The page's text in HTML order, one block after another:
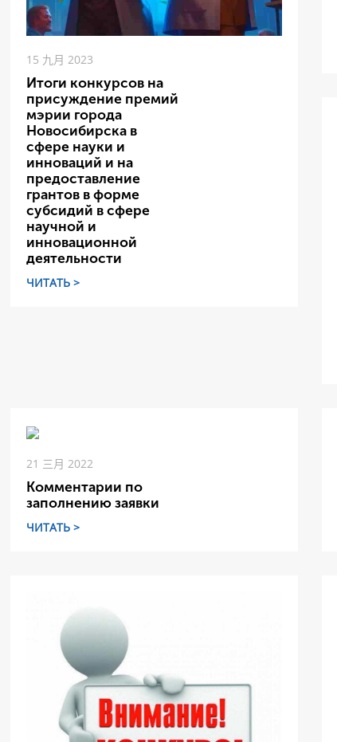
15 九月 2023
Итоги конкурсов на
присуждение премий
мэрии города
Новосибирска в
сфере науки и
инноваций и на
предоставление
грантов в форме
субсидий в сфере
научной и
инновационной
деятельности
ЧИТАТЬ >
21 三月 2022
Комментарии по
заполнению заявки
ЧИТАТЬ >